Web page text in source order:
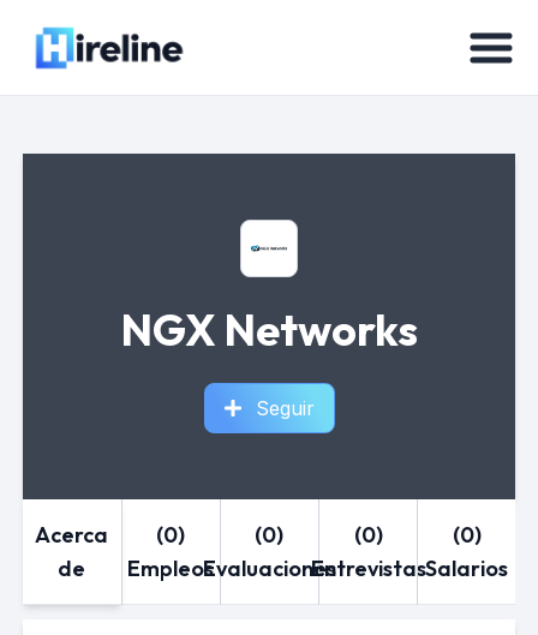
NGX Networks
Seguir
Acerca
de
(0)
Empleos
(0)
Evaluaciones
(0)
Entrevistas
(0)
Salarios